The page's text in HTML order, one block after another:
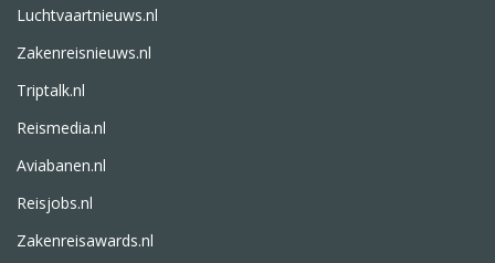
Luchtvaartnieuws.nl
Zakenreisnieuws.nl
Triptalk.nl
Reismedia.nl
Aviabanen.nl
Reisjobs.nl
Zakenreisawards.nl